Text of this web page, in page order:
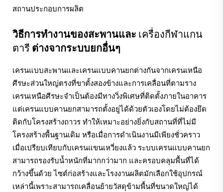
สถานประกอบการผลิต
วิธีการทำงานของสะพานและ เครื่องกีฬาแกน
ตารี ต่างจากระบบยกอื่นๆ
เครนแบบสะพานและเครนแบบคานยกต่างกันจากเครนเหนือ
ศีรษะส่วนใหญ่ตรงที่ขาตั้งสองข้างและการเคลื่อนที่ตามราง
เครนเหนือศีรษะจำเป็นต้องมีทางวิ่งพิเศษที่ติดตั้งภายในอาคาร
แต่เครนแบบคานยกสามารถตั้งอยู่ได้ด้วยตัวเองโดยไม่ต้องยึด
ติดกับโครงสร้างถาวร ทำให้เหมาะอย่างยิ่งกับสถานที่ที่ไม่มี
โครงสร้างพื้นฐานเดิม หรือเมื่อการดำเนินงานมีเพียงชั่วคราว
เมื่อเปรียบเทียบกับเครนแขนเหวี่ยงแล้ว ระบบเครนแบบคานยก
สามารถรองรับน้ำหนักที่มากกว่ามาก และครอบคลุมพื้นที่ได้
กว้างขึ้นด้วย ไซต์ก่อสร้างและโรงงานผลิตมักเลือกใช้อุปกรณ์
เหล่านี้เพราะสามารถเคลื่อนย้ายวัสดุข้ามพื้นที่ขนาดใหญ่ได้